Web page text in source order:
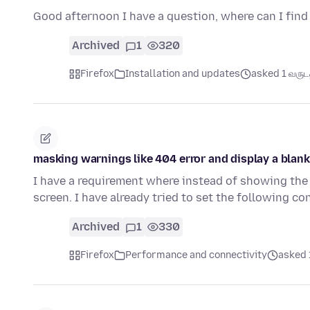
Good afternoon I have a question, where can I
Archived 1 320
Firefox Installation and updates asked 1
masking warnings like 404 error and display a
I have a requirement where instead of showing
screen. I have already tried to set the following
Archived 1 330
Firefox Performance and connectivity asked